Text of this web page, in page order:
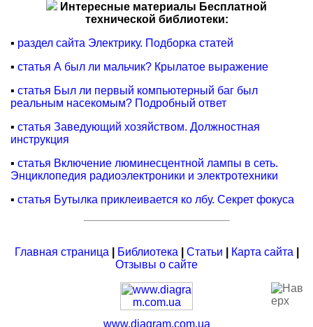
Интересные материалы Бесплатной
технической библиотеки:
▪ раздел сайта Электрику. Подборка статей
▪ статья А был ли мальчик? Крылатое выражение
▪ статья Был ли первый компьютерный баг был
реальным насекомым? Подробный ответ
▪ статья Заведующий хозяйством. Должностная
инструкция
▪ статья Включение люминесцентной лампы в сеть.
Энциклопедия радиоэлектроники и электротехники
▪ статья Бутылка приклеивается ко лбу. Секрет фокуса
Главная страница Библиотека Статьи Карта сайта
Отзывы о сайте
www.diagram.com.ua